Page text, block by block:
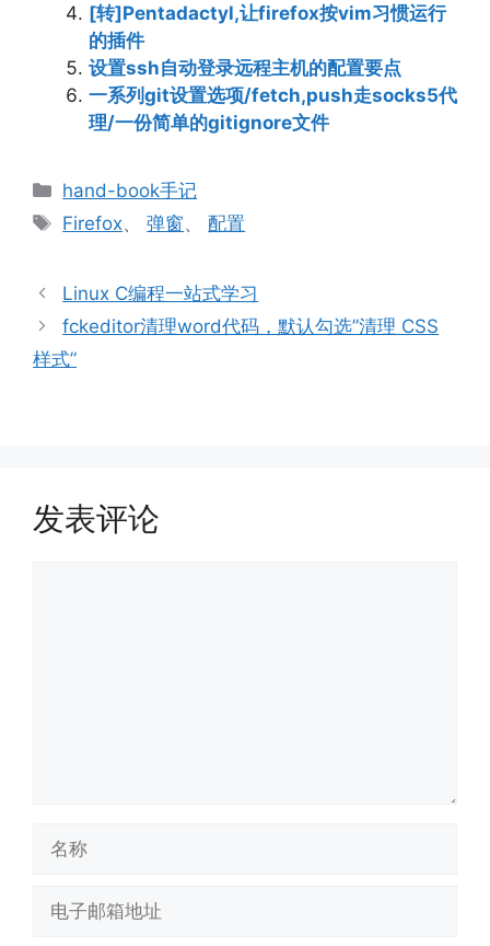
[转]Pentadactyl,让firefox按vim习惯运行
的插件
设置ssh自动登录远程主机的配置要点
一系列git设置选项/fetch,push走socks5代
理/一份简单的gitignore文件
分
类
hand-book手记
标
Firefox、弹窗、配置
Linux C编程一站式学习
fckeditor清理word代码，默认勾选”清理 CSS
样式”
发表评论